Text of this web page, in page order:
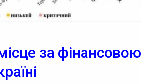
за фінансовою